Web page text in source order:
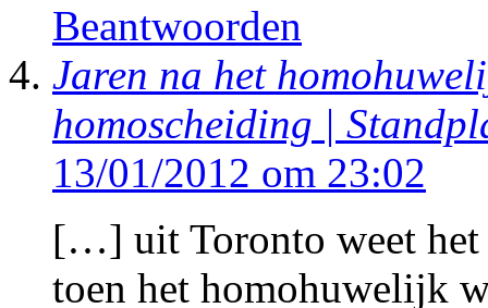
Beantwoorden
Jaren na het
homoscheiding |
13/01/2012 om 23:02
[…] uit Toronto weet het
toen het homohuwelijk